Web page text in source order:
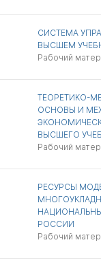
СИСТЕМА
ВЫСШЕМ
Рабочий
ТЕОРЕТИКО-
ОСНОВЫ И
ВЫСШЕГО
Рабочий
РЕСУРСЫ
РОССИИ
Рабочий